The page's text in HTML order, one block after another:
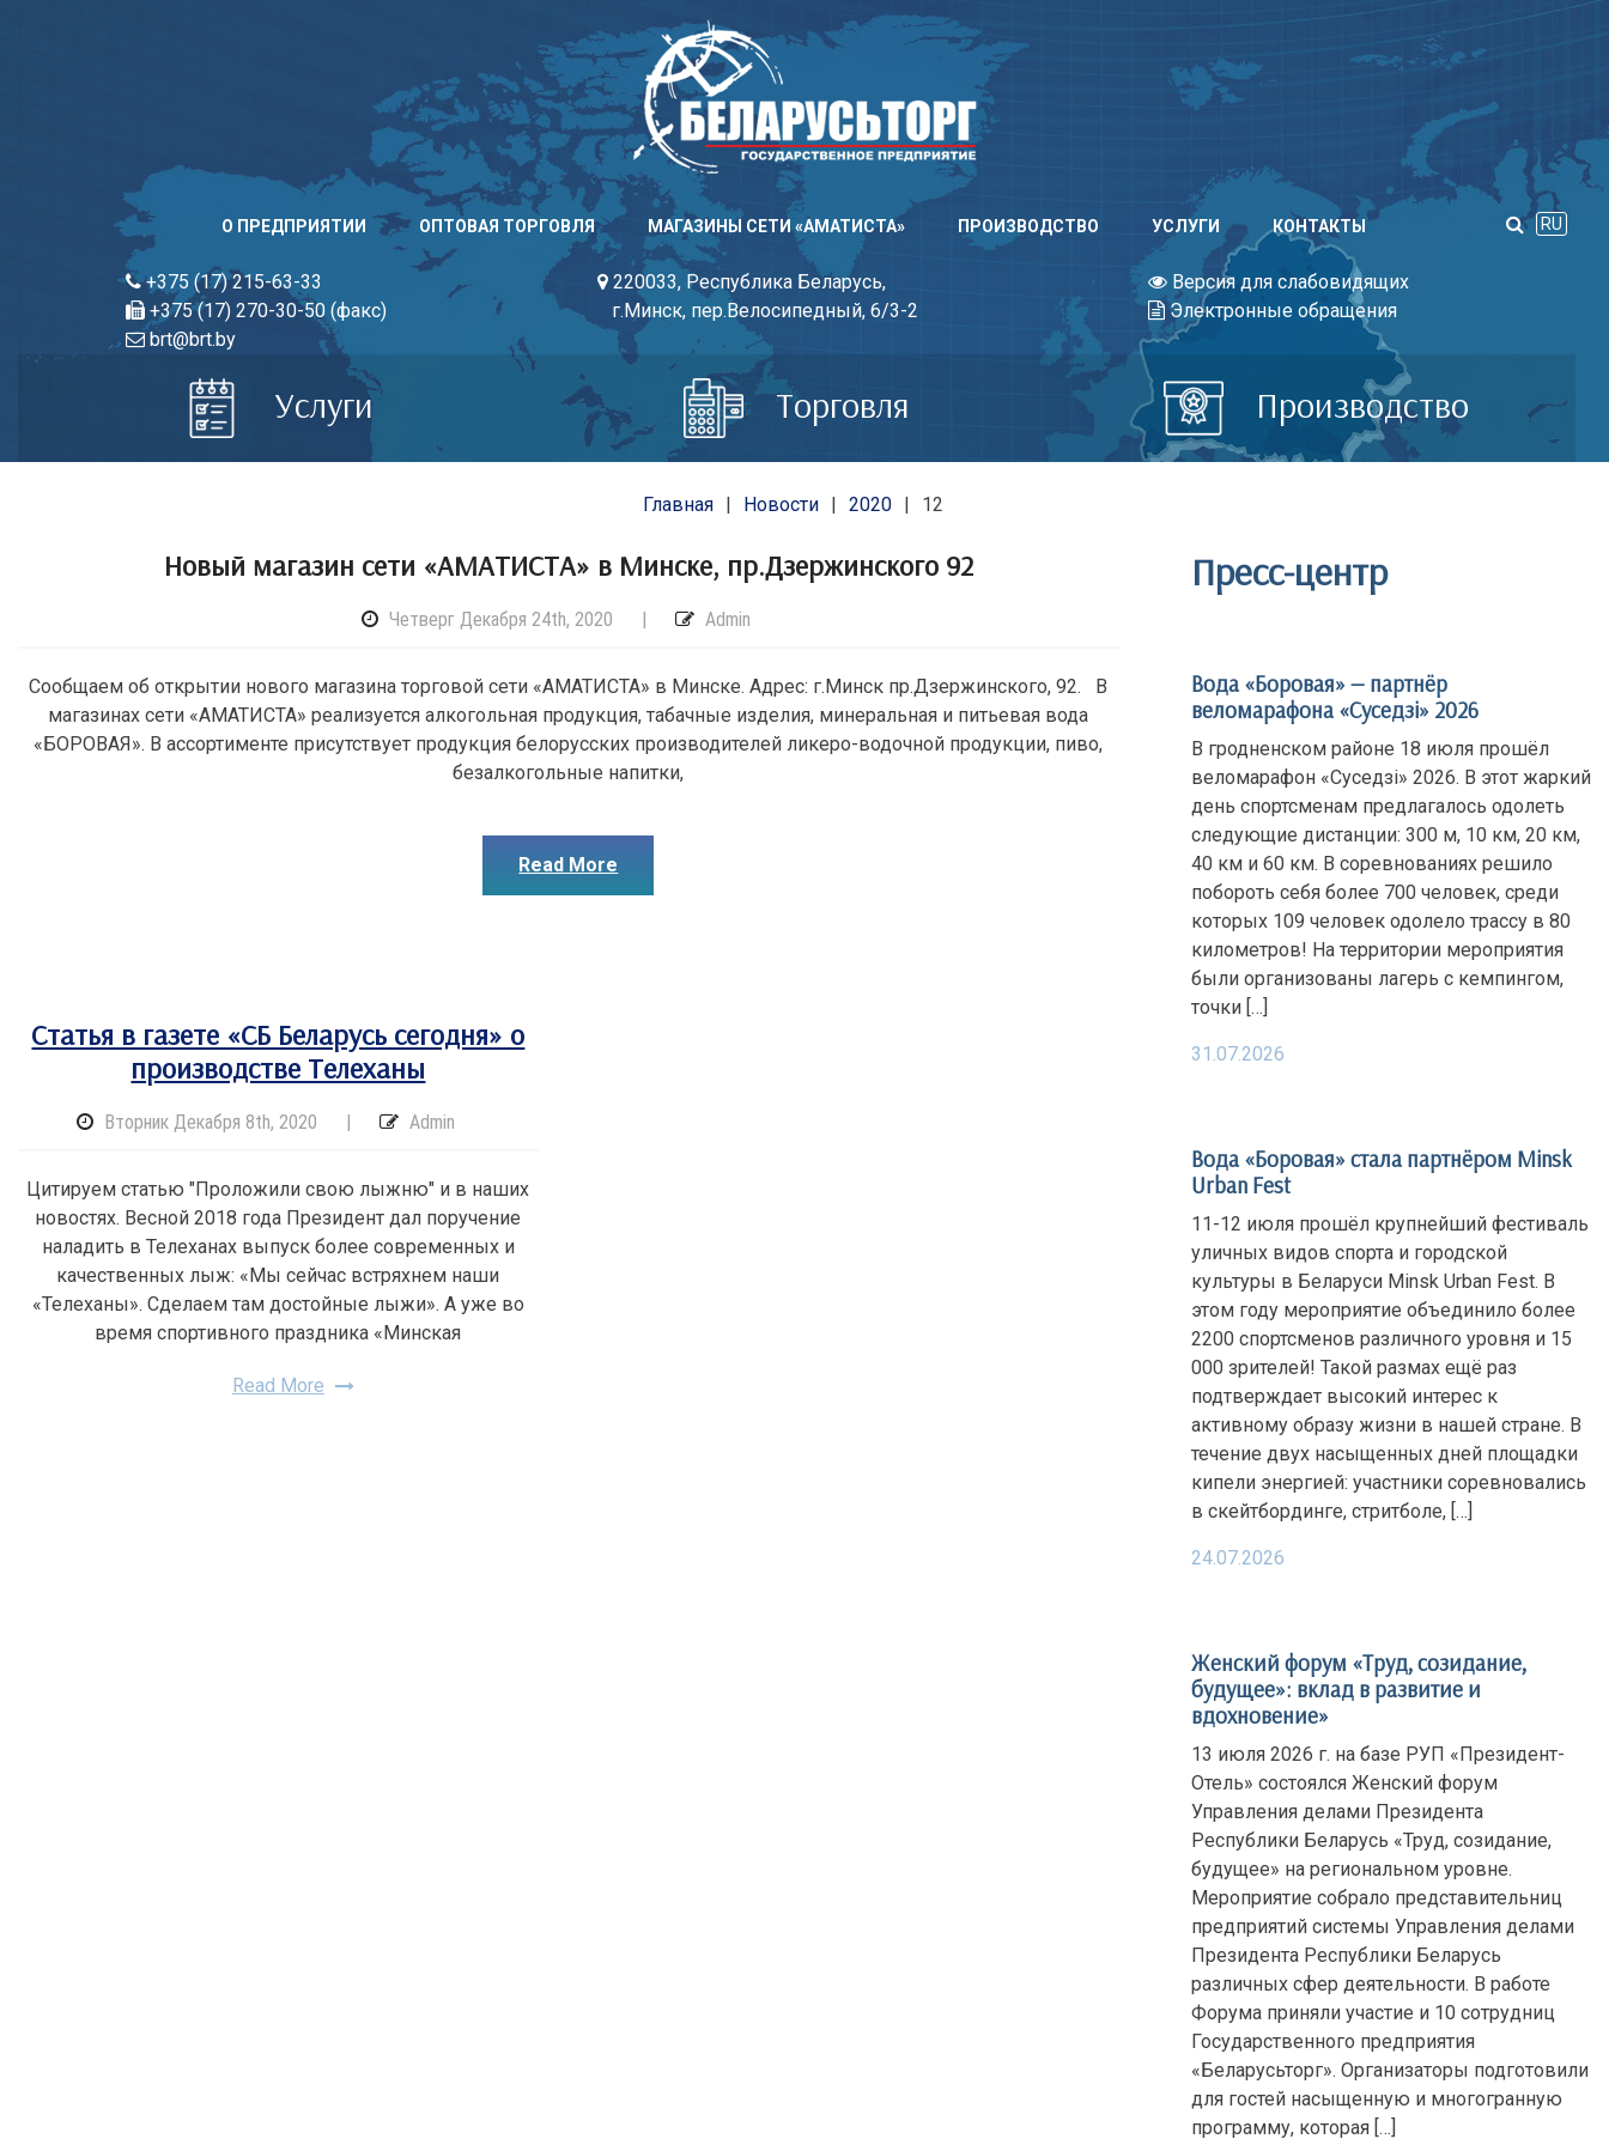
О ПРЕДПРИЯТИИ ОПТОВАЯ ТОРГОВЛЯ МАГАЗИНЫ СЕТИ «АМАТИСТА» ПРОИЗВОДСТВО УСЛУГИ КОНТАКТЫ RU
+375 (17) 215-63-33
+375 (17) 270-30-50 (факс)
brt@brt.by
220033, Республика Беларусь,
г.Минск, пер.Велосипедный, 6/3-2
Версия для слабовидящих
Электронные обращения
Услуги Торговля Производство
Главная Новости 2020 12
Новый магазин сети «АМАТИСТА» в Минске, пр.Дзержинского 92
Четверг Декабря 24th, 2020 | Admin
Сообщаем об открытии нового магазина торговой сети «АМАТИСТА» в Минске. Адрес: г.Минск пр.Дзержинского, 92. В
магазинах сети «АМАТИСТА» реализуется алкогольная продукция, табачные изделия, минеральная и питьевая вода
«БОРОВАЯ». В ассортименте присутствует продукция белорусских производителей ликеро-водочной продукции, пиво,
безалкогольные напитки,
Read More
Статья в газете «СБ Беларусь сегодня» о
производстве Телеханы
Вторник Декабря 8th, 2020 | Admin
Цитируем статью "Проложили свою лыжню" и в наших
новостях. Весной 2018 года Президент дал поручение
наладить в Телеханах выпуск более современных и
качественных лыж: «Мы сейчас встряхнем наши
«Телеханы». Сделаем там достойные лыжи». А уже во
время спортивного праздника «Минская
Read More
Пресс-центр
Вода «Боровая» — партнёр
веломарафона «Суседзi» 2026
В гродненском районе 18 июля прошёл
веломарафон «Суседзi» 2026. В этот жаркий
день спортсменам предлагалось одолеть
следующие дистанции: 300 м, 10 км, 20 км,
40 км и 60 км. В соревнованиях решило
побороть себя более 700 человек, среди
которых 109 человек одолело трассу в 80
километров! На территории мероприятия
были организованы лагерь с кемпингом,
точки […]
31.07.2026
Вода «Боровая» стала партнёром Minsk
Urban Fest
11-12 июля прошёл крупнейший фестиваль
уличных видов спорта и городской
культуры в Беларуси Minsk Urban Fest. В
этом году мероприятие объединило более
2200 спортсменов различного уровня и 15
000 зрителей! Такой размах ещё раз
подтверждает высокий интерес к
активному образу жизни в нашей стране. В
течение двух насыщенных дней площадки
кипели энергией: участники соревновались
в скейтбординге, стритболе, […]
24.07.2026
Женский форум «Труд, созидание,
будущее»: вклад в развитие и
вдохновение»
13 июля 2026 г. на базе РУП «Президент-
Отель» состоялся Женский форум
Управления делами Президента
Республики Беларусь «Труд, созидание,
будущее» на региональном уровне.
Мероприятие собрало представительниц
предприятий системы Управления делами
Президента Республики Беларусь
различных сфер деятельности. В работе
Форума приняли участие и 10 сотрудниц
Государственного предприятия
«Беларусьторг». Организаторы подготовили
для гостей насыщенную и многогранную
программу, которая […]